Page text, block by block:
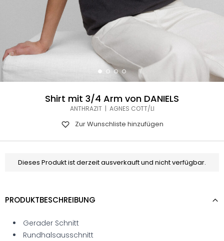
Shirt mit 3/4 Arm von DANIELS
ANTHRAZIT | AGNES COTT/LI
Zur Wunschliste hinzufügen
Dieses Produkt ist derzeit ausverkauft und nicht verfügbar.
PRODUKTBESCHREIBUNG
Gerader Schnitt
Rundhalsausschnitt